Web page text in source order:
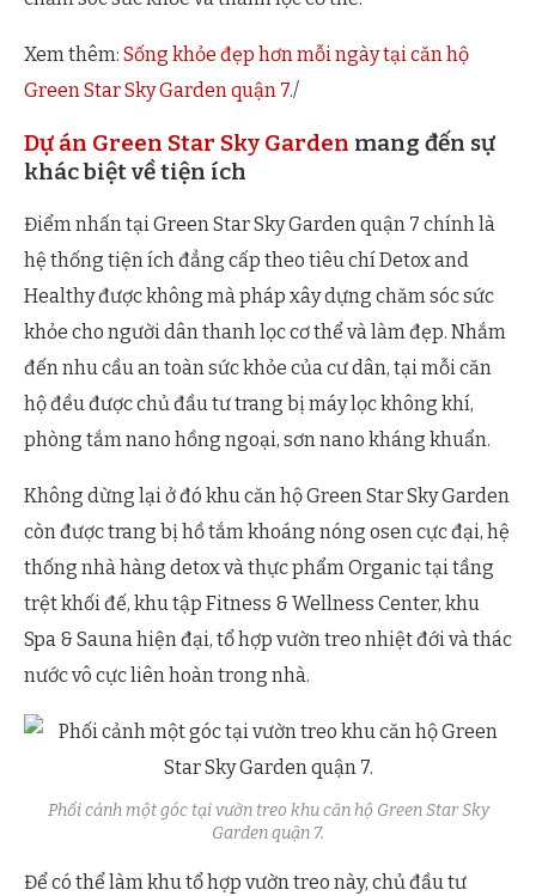
Xem thêm: Sống khỏe đẹp hơn mỗi ngày tại căn hộ
Green Star Sky Garden quận 7./
Dự án Green Star Sky Garden mang đến sự
khác biệt về tiện ích
Điểm nhấn tại Green Star Sky Garden quận 7 chính là
hệ thống tiện ích đẳng cấp theo tiêu chí Detox and
Healthy được không mà pháp xây dựng chăm sóc sức
khỏe cho người dân thanh lọc cơ thể và làm đẹp. Nhắm
đến nhu cầu an toàn sức khỏe của cư dân, tại mỗi căn
hộ đều được chủ đầu tư trang bị máy lọc không khí,
phòng tắm nano hồng ngoại, sơn nano kháng khuẩn.
Không dừng lại ở đó khu căn hộ Green Star Sky Garden
còn được trang bị hồ tắm khoáng nóng osen cực đại, hệ
thống nhà hàng detox và thực phẩm Organic tại tầng
trệt khối đế, khu tập Fitness & Wellness Center, khu
Spa & Sauna hiện đại, tổ hợp vườn treo nhiệt đới và thác
nước vô cực liên hoàn trong nhà.
Phối cảnh một góc tại vườn treo khu căn hộ Green Star Sky
Garden quận 7.
Để có thể làm khu tổ hợp vườn treo này, chủ đầu tư